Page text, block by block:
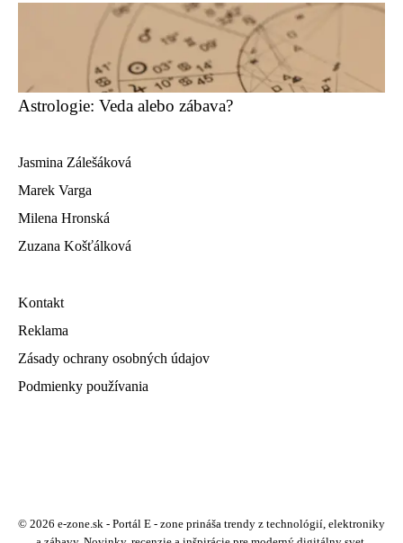
Astrologie: Veda alebo zábava?
Jasmina Zálešáková
Marek Varga
Milena Hronská
Zuzana Košťálková
Kontakt
Reklama
Zásady ochrany osobných údajov
Podmienky používania
© 2026 e-zone.sk - Portál E - zone prináša trendy z technológií, elektroniky